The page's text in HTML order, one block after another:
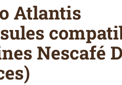
Atlantis
Nescafé